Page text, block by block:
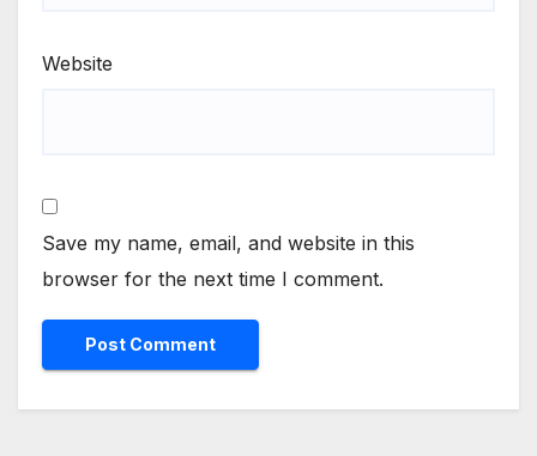
Website
Save my name, email, and website in this
browser for the next time I comment.